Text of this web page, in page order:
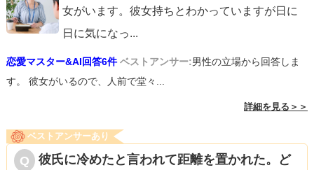
女がいます。彼女持ちとわかっていますが日に
日に気になっ...
恋愛マスター&AI回答6件 ベストアンサー:男性の立場から回答しま
す。 彼女がいるので、人前で堂々...
詳細を見る＞＞
ベストアンサーあり
彼氏に冷めたと言われて距離を置かれた。ど